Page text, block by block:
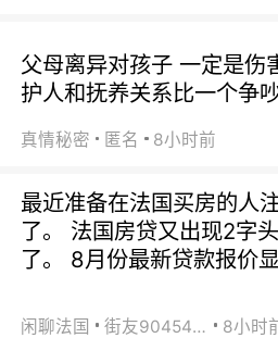
父母离异对孩子 一定是伤
护人和抚养关系比一个争
真情秘密 匿名 8小时前
最近准备在法国买房的人
了。 法国房贷又出现2字头
了。 8月份最新贷款报价
闲聊法国 街友90454511 8小时